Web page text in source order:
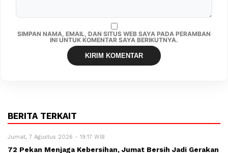
SIMPAN NAMA, EMAIL, DAN SITUS WEB SAYA PADA PERAMBAN
INI UNTUK KOMENTAR SAYA BERIKUTNYA.
BERITA TERKAIT
Jumat, 7 Agustus 2026 - 19:17 WIB
72 Pekan Menjaga Kebersihan, Jumat Bersih Jadi Gerakan